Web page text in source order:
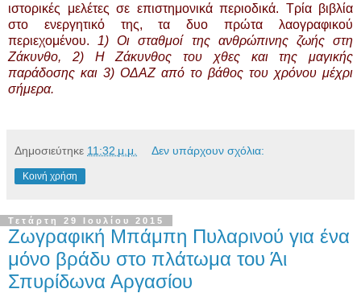
ιστορικές μελέτες σε επιστημονικά περιοδικά. Τρία βιβλία
στο ενεργητικό της, τα δυο πρώτα λαογραφικού
περιεχομένου. 1) Οι σταθμοί της ανθρώπινης ζωής στη
Ζάκυνθο, 2) Η Ζάκυνθος του χθες και της μαγικής
παράδοσης και 3) ΟΔΑΖ από το βάθος του χρόνου μέχρι
σήμερα.
Δημοσιεύτηκε 11:32 μ.μ. Δεν υπάρχουν σχόλια:
Κοινή χρήση
Τετάρτη 29 Ιουλίου 2015
Ζωγραφική Μπάμπη Πυλαρινού για ένα
μόνο βράδυ στο πλάτωμα του Άι
Σπυρίδωνα Αργασίου